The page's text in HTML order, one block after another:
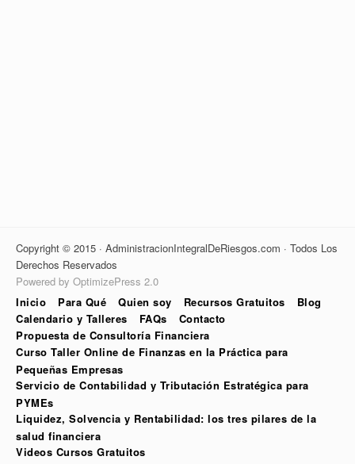
Copyright © 2015 · AdministracionIntegralDeRiesgos.com · Todos Los
Derechos Reservados
Powered by OptimizePress 2.0
Inicio
Para Qué Quien soy Recursos Gratuitos
Blog
Calendario y Talleres
FAQs
Contacto
Propuesta de Consultoría Financiera
Curso Taller Online de Finanzas en la Práctica para
Pequeñas Empresas
Servicio de Contabilidad y Tributación Estratégica para
PYMEs
Liquidez, Solvencia y Rentabilidad: los tres pilares de la
salud financiera
Videos Cursos Gratuitos